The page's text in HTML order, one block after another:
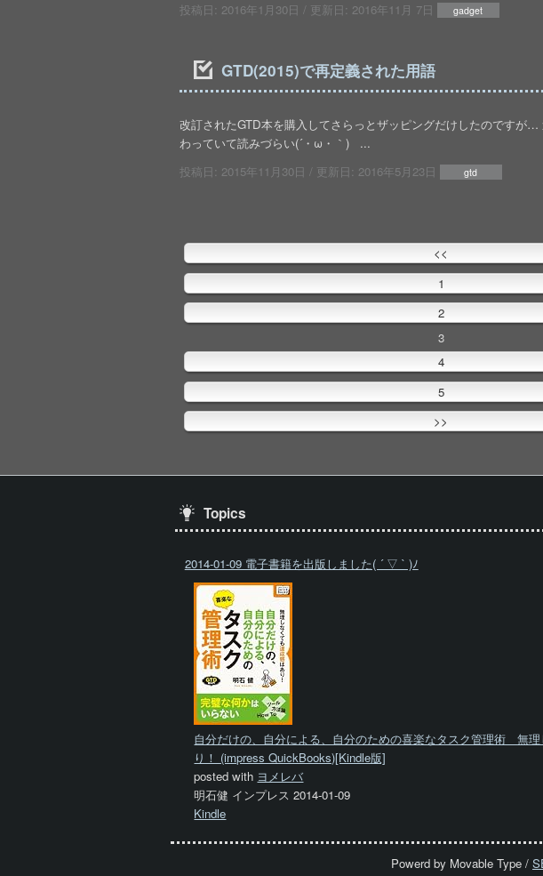
投稿日: 2016年1月30日 / 更新日: 2016年11月 7日 gadget
GTD(2015)で再定義された用語
改訂されたGTD本を購入してさらっとザッピングだけしたのですが
わっていて読みづらい(´・ω・｀) ...
投稿日: 2015年11月30日 / 更新日: 2016年5月23日 gtd
<<
1
2
3
4
5
>>
Topics
2014-01-09 電子書籍を出版しました( ´ ▽ ` )ﾉ
自分だけの、自分による、自分のための喜楽なタスク管理術 無
り！ (impress QuickBooks)[Kindle版]
posted with ヨメレバ
明石健 インプレス 2014-01-09
Kindle
Powerd by Movable Type /